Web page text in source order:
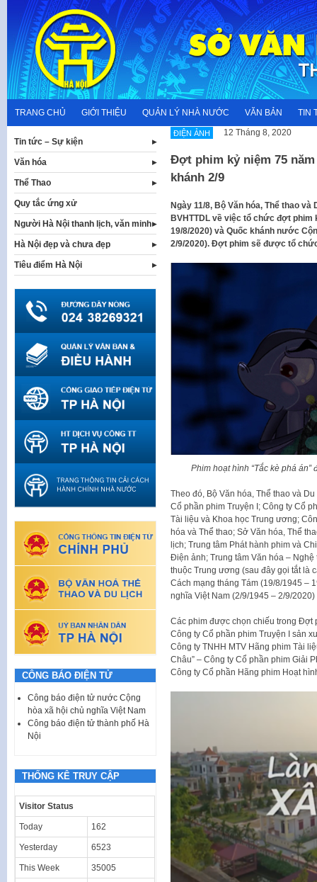
content
TRANG CHỦ GIỚI THIỆU QUẢN LÝ NHÀ NƯỚC VĂN BẢN TIN
ĐIỆN ẢNH 12 Tháng 8, 2020
Đợt phim kỷ niệm 75 năm
khánh 2/9
Ngày 11/8, Bộ Văn hóa, Thể thao
BVHTTDL về việc tổ chức đợt phim
19/8/2020) và Quốc khánh nước
2/9/2020). Đợt phim sẽ được tổ
Phim hoạt hình “Tắc kè phá
Theo đó, Bộ Văn hóa, Thể thao và
Cổ phần phim Truyện I; Công ty Cổ
Tài liệu và Khoa học Trung ương;
hóa và Thể thao; Sở Văn hóa, Thể
lịch; Trung tâm Phát hành phim và
Điện ảnh; Trung tâm Văn hóa –
thuộc Trung ương (sau đây gọi tắt là
Cách mạng tháng Tám (19/8/1945 –
nghĩa Việt Nam (2/9/1945 – 2/9/
Các phim được chọn chiếu trong Đợt
Công ty Cổ phần phim Truyện I sản
Công ty TNHH MTV Hãng phim Tài
Châu” – Công ty Cổ phần phim Giải
Công ty Cổ phần Hãng phim Hoạt
Tin tức – Sự kiện
Văn hóa
Thể Thao
Quy tắc ứng xử
Người Hà Nội thanh lịch, văn minh
Hà Nội đẹp và chưa đẹp
Tiêu điểm Hà Nội
CÔNG BÁO ĐIỆN TỬ
Công báo điện tử nước Cộng
hòa xã hội chủ nghĩa Việt Nam
Công báo điện tử thành phố Hà
Nội
THỐNG KÊ TRUY CẬP
Visitor Status
Today 162
Yesterday 6523
This Week 35005